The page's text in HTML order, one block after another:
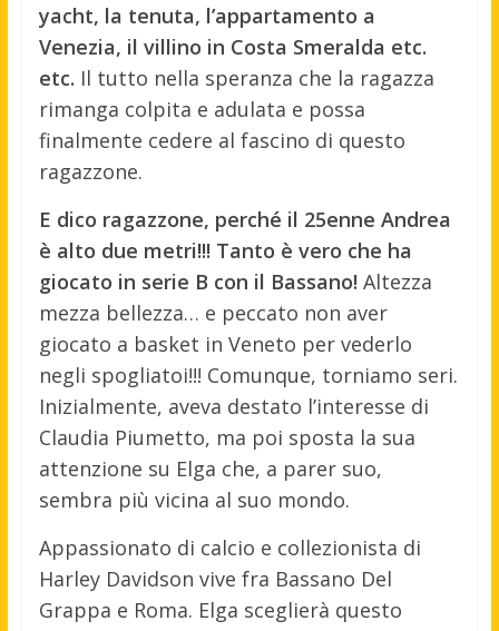
yacht, la tenuta, l’appartamento a
Venezia, il villino in Costa Smeralda etc.
etc. Il tutto nella speranza che la ragazza
rimanga colpita e adulata e possa
finalmente cedere al fascino di questo
ragazzone.
E dico ragazzone, perché il 25enne Andrea
è alto due metri!!! Tanto è vero che ha
giocato in serie B con il Bassano!Altezza
mezza bellezza… e peccato non aver
giocato a basket in Veneto per vederlo
negli spogliatoi!!! Comunque, torniamo seri.
Inizialmente, aveva destato l’interesse di
Claudia Piumetto, ma poi sposta la sua
attenzione su Elga che, a parer suo,
sembra più vicina al suo mondo.
Appassionato di calcio e collezionista di
Harley Davidson vive fra Bassano Del
Grappa e Roma. Elga sceglierà questo